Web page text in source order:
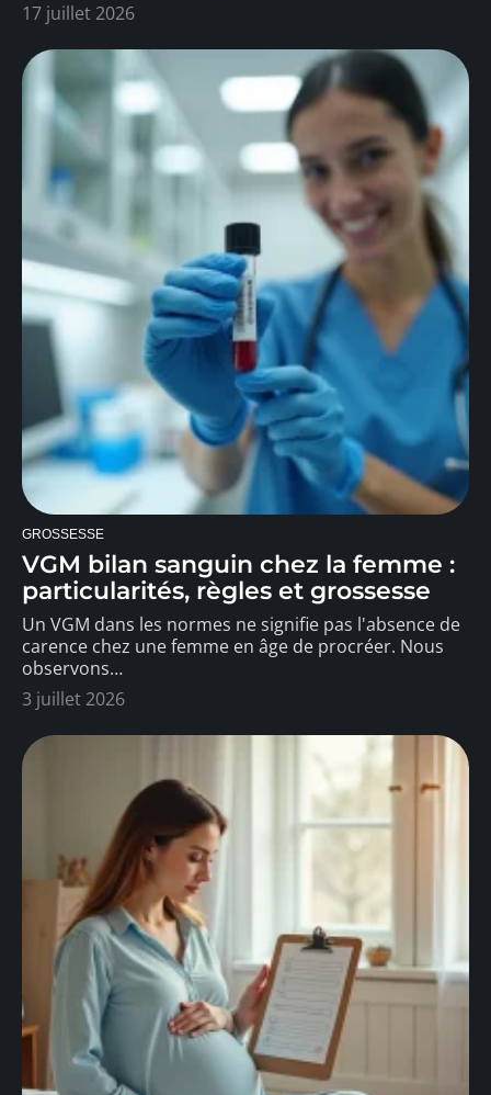
17 juillet 2026
GROSSESSE
VGM bilan sanguin chez la femme :
particularités, règles et grossesse
Un VGM dans les normes ne signifie pas l'absence de
carence chez une femme en âge de procréer. Nous
observons…
3 juillet 2026